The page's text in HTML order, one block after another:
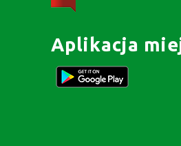
Aplikacja